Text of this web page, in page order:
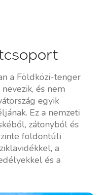
a Földközi-tenger
és nem
egyik
Ez a nemzeti
zátonyból és
földöntúli
a
és a